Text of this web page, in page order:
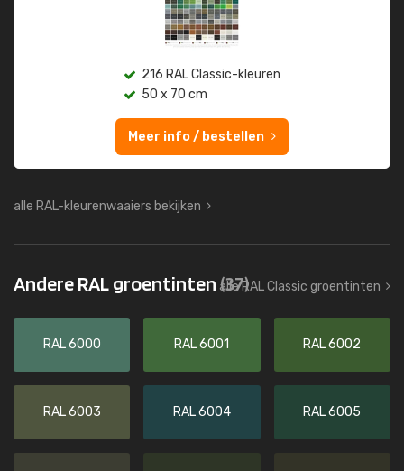
216 RAL Classic-kleuren
50 x 70 cm
Meer info / bestellen
alle RAL-kleurenwaaiers bekijken
Andere RAL groentinten(37)
alle RAL Classic groentinten
RAL 6000 RAL 6001 RAL 6002
RAL 6003 RAL 6004 RAL 6005